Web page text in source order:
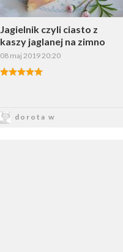
Jagielnik czyli ciasto z
kaszy jaglanej na zimno
08 maj 2019 20:20
dorota w